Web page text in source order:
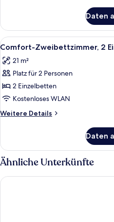
anzeigen
Mehrere
Betten
(All
Daten
Alle
Fotos
für
Comfort-
Zweibettzimmer,
2 Einzelbetten
(All
Comfort)
7
Comfort-Zweibettzimmer, 2
21 m²
Platz für 2 Personen
2 Einzelbetten
Kostenloses WLAN
Weitere Details
Weitere
Zweibettzimmer,
2 Einzelbetten
(All
Comfort)
Daten
Ähnliche Unterkünfte
Holiday Inn - the niu, Flower